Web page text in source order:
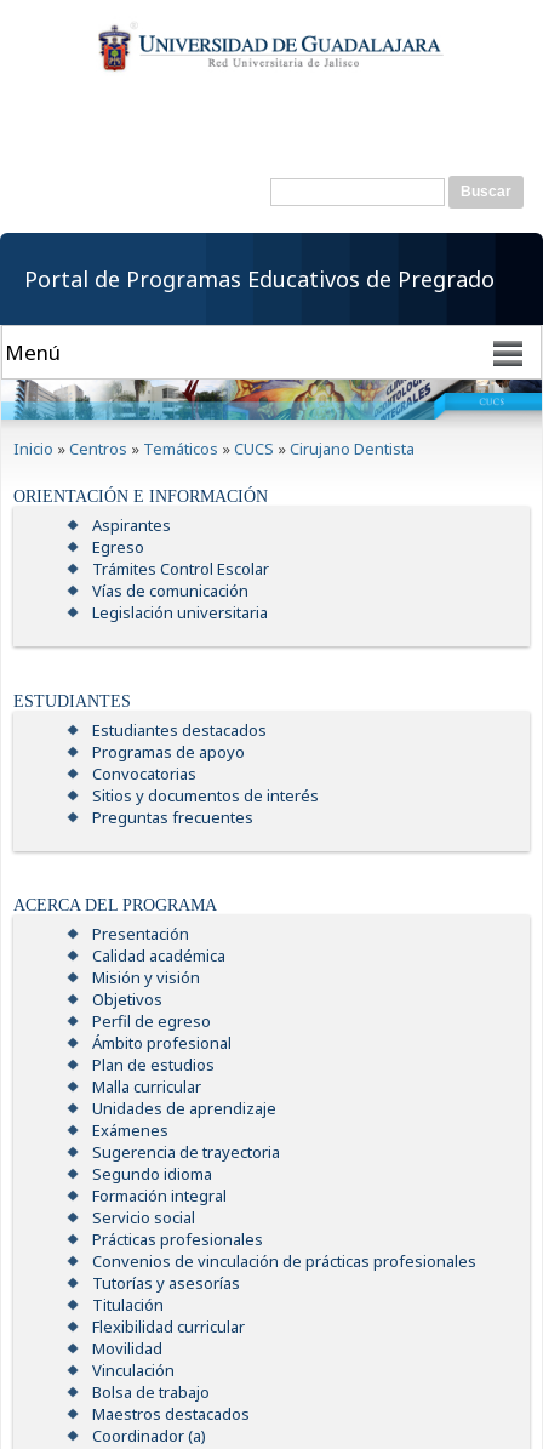
contenido
principal
Formulario de
Buscar
Portal de Programas Educativos de Pregrado
Inicio »Centros » Temáticos »CUCS »Cirujano Dentista
ORIENTACIÓN E INFORMACIÓN
Aspirantes
Egreso
Trámites Control Escolar
Vías de comunicación
Legislación universitaria
ESTUDIANTES
Estudiantes destacados
Programas de apoyo
Convocatorias
Sitios y documentos de interés
Preguntas frecuentes
ACERCA DEL PROGRAMA
Presentación
Calidad académica
Misión y visión
Objetivos
Perfil de egreso
Ámbito profesional
Plan de estudios
Malla curricular
Unidades de aprendizaje
Exámenes
Sugerencia de trayectoria
Segundo idioma
Formación integral
Servicio social
Prácticas profesionales
Convenios de vinculación de prácticas profesionales
Tutorías y asesorías
Titulación
Flexibilidad curricular
Movilidad
Vinculación
Bolsa de trabajo
Maestros destacados
Coordinador (a)